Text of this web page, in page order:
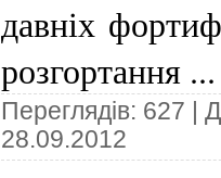
давніх
розгортання
Переглядів: 627 |
28.09.2012